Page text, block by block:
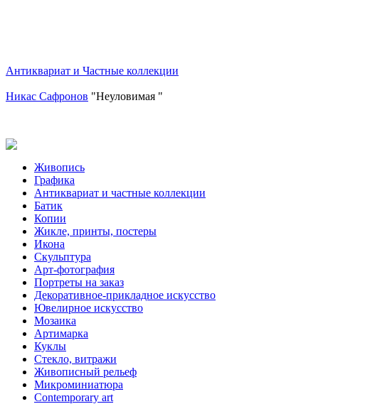
Антиквариат и Частные коллекции
Никас Сафронов "Неуловимая "
Живопись
Графика
Антиквариат и частные коллекции
Батик
Копии
Жикле, принты, постеры
Икона
Скульптура
Арт-фотография
Портреты на заказ
Декоративное-прикладное искусство
Ювелирное искусство
Мозаика
Артимарка
Куклы
Стекло, витражи
Живописный рельеф
Микроминиатюра
Contemporary art